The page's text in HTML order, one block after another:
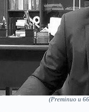
(Preminuo u